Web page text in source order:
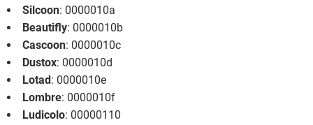
Silcoon: 0000010a
Beautifly: 0000010b
Cascoon: 0000010c
Dustox: 0000010d
Lotad: 0000010e
Lombre: 0000010f
Ludicolo: 00000110